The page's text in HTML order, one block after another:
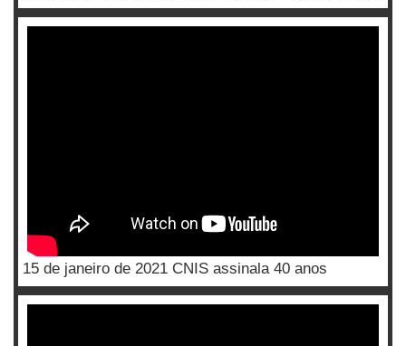
15 de janeiro de 2021 CNIS assinala 40 anos